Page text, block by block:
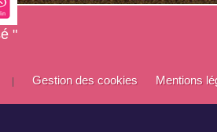
"
Gestion des cookies Mentions